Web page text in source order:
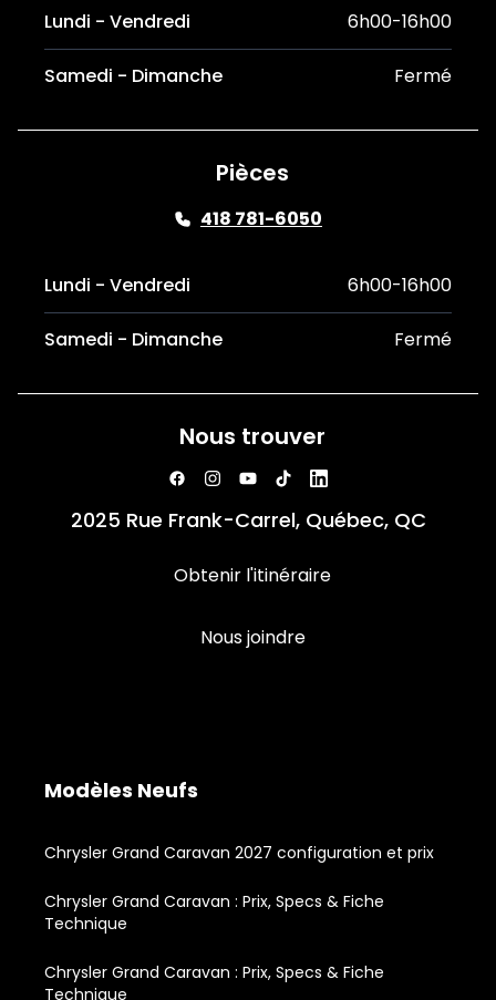
Lundi - Vendredi 6h00-16h00
Samedi - Dimanche Fermé
Pièces
418 781-6050
Lundi - Vendredi 6h00-16h00
Samedi - Dimanche Fermé
Nous trouver
2025 Rue Frank-Carrel, Québec, QC
Obtenir l'itinéraire
Nous joindre
Modèles Neufs
Chrysler Grand Caravan 2027 configuration et prix
Chrysler Grand Caravan : Prix, Specs & Fiche
Technique
Chrysler Grand Caravan : Prix, Specs & Fiche
Technique